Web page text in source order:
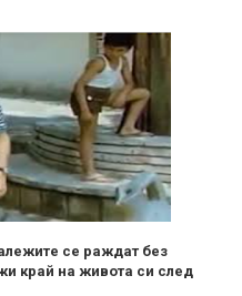
се раждат без
край на живота си след